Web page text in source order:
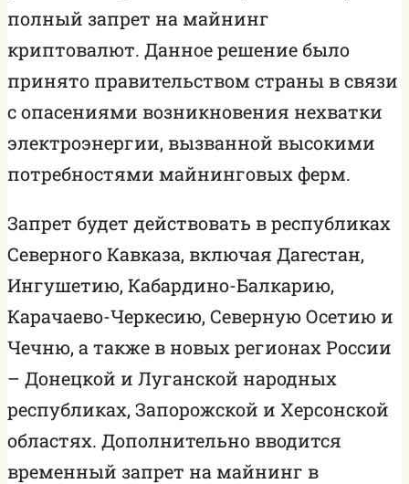
полный запрет на майнинг
криптовалют. Данное решение было
принято правительством страны в связи
с опасениями возникновения нехватки
электроэнергии, вызванной высокими
потребностями майнинговых ферм.
Запрет будет действовать в республиках
Северного Кавказа, включая Дагестан,
Ингушетию, Кабардино-Балкарию,
Карачаево-Черкесию, Северную Осетию и
Чечню, а также в новых регионах России
– Донецкой и Луганской народных
республиках, Запорожской и Херсонской
областях. Дополнительно вводится
временный запрет на майнинг в